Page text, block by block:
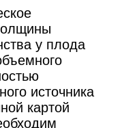
у плода
источника
картой